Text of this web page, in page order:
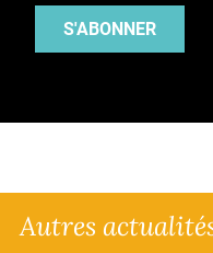
S'ABONNER
Autres